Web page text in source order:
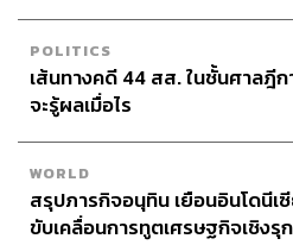
POLITICS
เส้นทางคดี 44 สส. ในชั้นศาลฎีก
จะรู้ผลเมื่อไร
WORLD
สรุปภารกิจอนุทิน เยือนอินโดนีเ
ขับเคลื่อนการทูตเศรษฐกิจเชิงรุก